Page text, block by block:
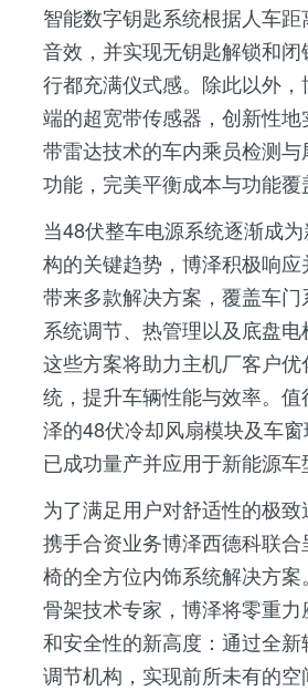
智能数字钥匙系统根据人车
音效，并实现无钥匙解锁和
行都充满仪式感。除此以外
端的超宽带传感器，创新性
带雷达技术的车内乘员检测
功能，完美平衡成本与功能覆
当48伏整车电源系统逐渐成
构的关键趋势，博泽积极响
带来多款解决方案，覆盖车
系统调节、热管理以及底盘电
这些方案将助力主机厂客户
统，提升车辆性能与效率。
泽的48伏冷却风扇模块及车
已成功量产并应用于新能源车
为了满足用户对舒适性的极
携手合资业务博泽西德科联
椅的全方位内饰系统解决方
骨架技术专家，博泽将零重
和安全性的新高度：通过全
调节机构，实现前所未有的空